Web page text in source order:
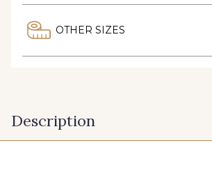
OTHER SIZES
Description